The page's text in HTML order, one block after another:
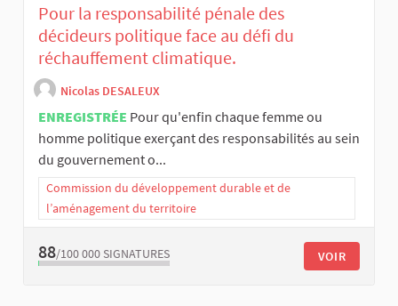
Pour la responsabilité pénale des
décideurs politique face au défi du
réchauffement climatique.
Nicolas DESALEUX
ENREGISTRÉE Pour qu'enfin chaque femme ou
homme politique exerçant des responsabilités au sein
du gouvernement o...
Commission du développement durable et de
l’aménagement du territoire
88/100 000 SIGNATURES VOIR